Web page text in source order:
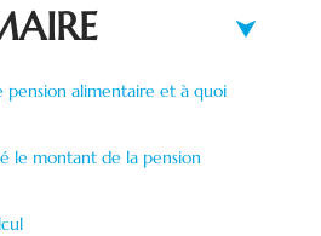
pension alimentaire et à quoi
le montant de la pension